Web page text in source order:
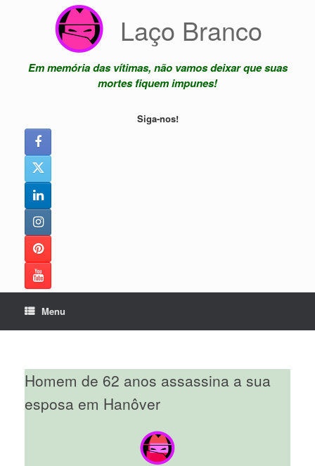
Laço Branco
Em memória das vítimas, não vamos deixar que suas
mortes fiquem impunes!
Siga-nos!
Menu
Homem de 62 anos assassina a sua
esposa em Hanôver